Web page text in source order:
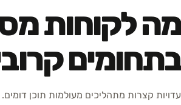
מה לקוחות
בתחומים
עדויות קצרות מתהליכים מעולמות תוכן